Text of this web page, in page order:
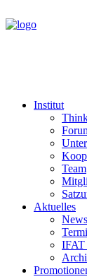
Institut
Team
Aktuelles
News
IFAT